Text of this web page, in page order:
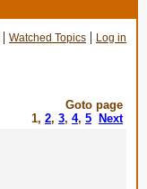
| Watched Topics | Log in
Goto page
1, 2, 3, 4, 5 Next